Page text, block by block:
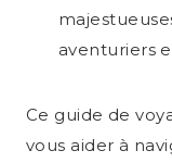
aventuriers
Ce guide de
vous aider à